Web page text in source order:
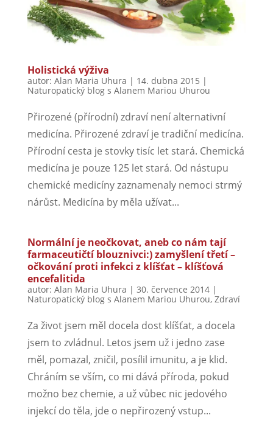
Holistická výživa
autor: Alan Maria Uhura | 14. dubna 2015 |
Naturopatický blog s Alanem Mariou Uhurou
Přirozené (přírodní) zdraví není alternativní
medicína. Přirozené zdraví je tradiční medicína.
Přírodní cesta je stovky tisíc let stará. Chemická
medicína je pouze 125 let stará. Od nástupu
chemické medicíny zaznamenaly nemoci strmý
nárůst. Medicína by měla užívat...
Normální je neočkovat, aneb co nám tají
farmaceutičtí blouznivci:) zamyšlení třetí –
očkování proti infekci z klíšťat – klíšťová
encefalitida
autor: Alan Maria Uhura | 30. července 2014|
Naturopatický blog s Alanem Mariou Uhurou, Zdraví
Za život jsem měl docela dost klíšťat, a docela
jsem to zvládnul. Letos jsem už i jedno zase
měl, pomazal, zničil, posílil imunitu, a je klid.
Chráním se vším, co mi dává příroda, pokud
možno bez chemie, a už vůbec nic jedového
injekcí do těla, jde o nepřirozený vstup...